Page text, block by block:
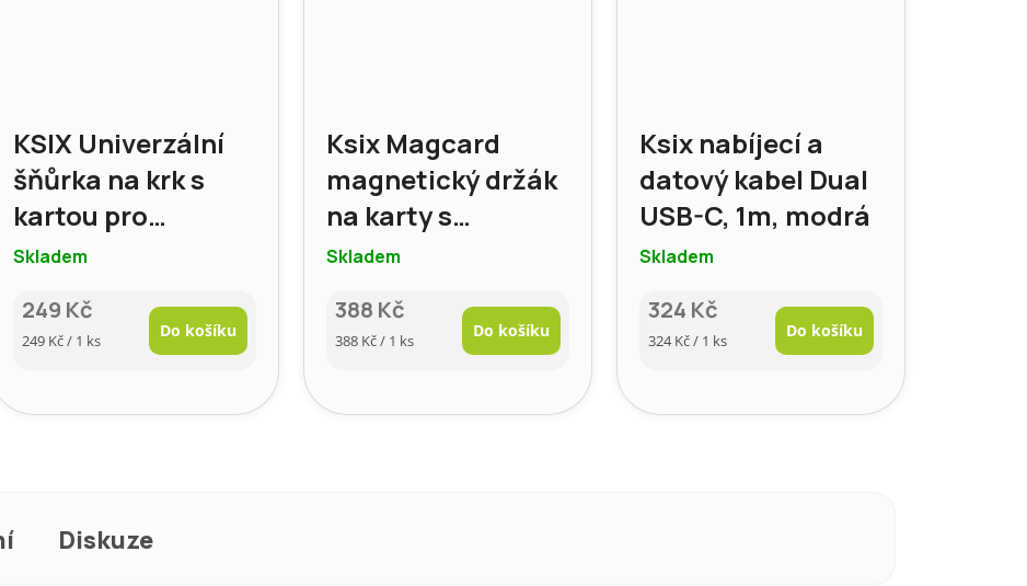
KSIX Univerzální
šňůrka na krk s
kartou pro
smartphone,
Skladem
249 Kč
Měrná
249 Kč / 1 ks
Do košíku
Ksix Magcard
magnetický držák
na karty s
MagSafe, modrá
Skladem
388 Kč
Měrná
388 Kč / 1 ks
Do košíku
Ksix nabíjecí a
datový kabel Dual
USB-C, 1m, modrá
Skladem
324 Kč
Měrná
324 Kč / 1 ks
Do košíku
Diskuze